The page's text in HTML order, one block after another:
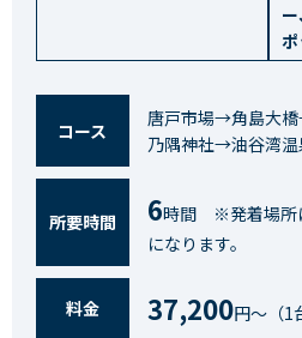
ー
ポ
コース
唐戸市場→角島大
乃隅神社→油谷湾温
所要時間 6時間 ※発着場所
になります。
料⾦ 37,200円〜（1